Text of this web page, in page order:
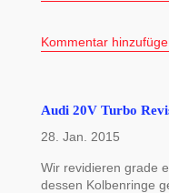
Kommentar
Audi 20V Turbo
28. Jan. 2015
Wir revidieren grade
dessen Kolbenringe